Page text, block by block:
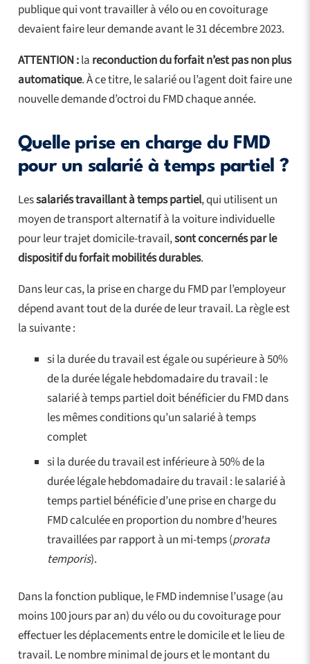
publique qui vont travailler à vélo ou en covoiturage
devaient faire leur demande avant le 31 décembre 2023.
ATTENTION :la reconduction du forfait n’est pas non plus
automatique. À ce titre, le salarié ou l’agent doit faire une
nouvelle demande d’octroi du FMD chaque année.
Quelle prise en charge du FMD
pour un salarié à temps partiel ?
Lessalariés travaillant à temps partiel, qui utilisent un
moyen de transport alternatif à la voiture individuelle
pour leur trajet domicile-travail,sont concernés par le
dispositif du forfait mobilités durables.
Dans leur cas, la prise en charge du FMD par l’employeur
dépend avant tout de la durée de leur travail. La règle est
la suivante :
si la durée du travail est égale ou supérieure à 50%
de la durée légale hebdomadaire du travail : le
salarié à temps partiel doit bénéficier du FMD dans
les mêmes conditions qu’un salarié à temps
complet
si la durée du travail est inférieure à 50% de la
durée légale hebdomadaire du travail : le salarié à
temps partiel bénéficie d’une prise en charge du
FMD calculée en proportion du nombre d’heures
travaillées par rapport à un mi-temps (prorata
temporis).
Dans la fonction publique, le FMD indemnise l’usage (au
moins 100 jours par an) du vélo ou du covoiturage pour
effectuer les déplacements entre le domicile et le lieu de
travail. Le nombre minimal de jours et le montant du